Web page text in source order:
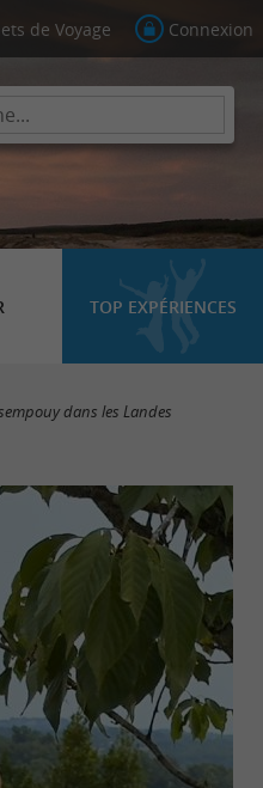
de Voyage Connexion
TOP EXPÉRIENCES
dans les Landes